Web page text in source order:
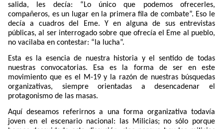
salida, les decía: “Lo único que podemos ofrecerles,
compañeros, es un lugar en la primera fila de combate”. Eso le
decía a cuadros del Eme. Y en alguna de sus entrevistas
públicas, al ser interrogado sobre que ofrecía el Eme al pueblo,
no vacilaba en contestar: “la lucha”.
Esta es la esencia de nuestra historia y el sentido de todas
nuestras convocatorias. Esa es la forma de ser en este
movimiento que es el M-19 y la razón de nuestras búsquedas
organizativas, siempre orientadas a desencadenar el
protagonismo de las masas.
Aquí deseamos referirnos a una forma organizativa todavía
joven en el escenario nacional: las Milicias; no sólo porque